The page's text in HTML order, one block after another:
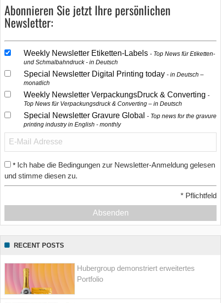
Abonnieren Sie jetzt Ihre persönlichen
Newsletter:
Weekly Newsletter Etiketten-Labels
Top News für Etiketten-
und Schmalbahndruck - in Deutsch
Special Newsletter Digital Printing today
in Deutsch –
monatlich
Weekly Newsletter VerpackungsDruck & Converting
Top News für Verpackungsdruck & Converting – in Deutsch
Special Newsletter Gravure Global
Top news for the gravure
printing industry in English - monthly
* Ich habe die Bedingungen zur Newsletter-Anmeldung gelesen
und stimme diesen zu.
* Pflichtfeld
Absenden
RECENT POSTS
Hubergroup demonstriert erweitertes
Portfolio